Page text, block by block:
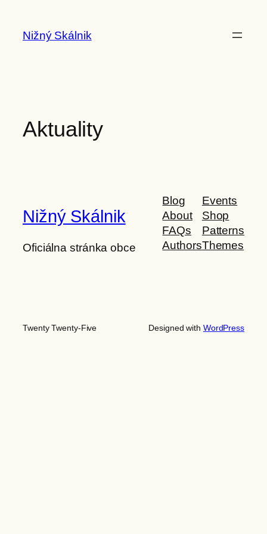
obsahNižný Skálnik
Aktuality
Nižný Skálnik
Oficiálna stránka obce
Blog
About
FAQs
Authors
Events
Shop
Patterns
Themes
Twenty Twenty-Five Designed with WordPress